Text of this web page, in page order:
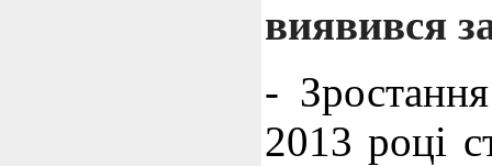
виявився
-
2013 році